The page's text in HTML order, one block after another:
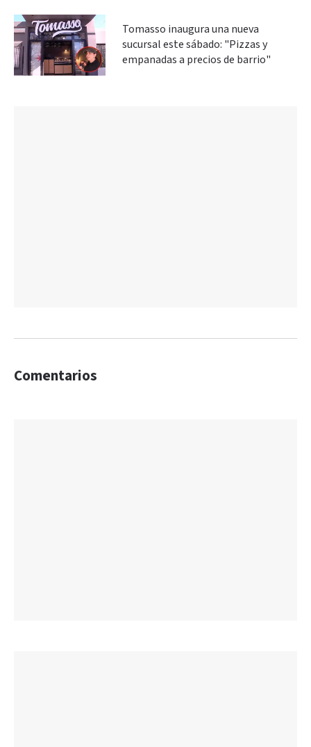
Tomasso inaugura una nueva
sucursal este sábado: "Pizzas y
empanadas a precios de barrio"
Comentarios